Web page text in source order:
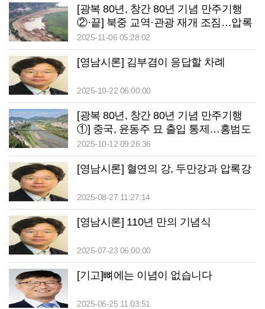
[광복 80년, 창간 80년 기념 만주기행
②·끝] 북중 교역·관광 재개 조짐…압록
강 너머 북한 ‘상전벽해’
2025-11-06 05:28:02
[영남시론] 김부겸이 응답할 차례
2025-10-22 06:00:00
[광복 80년, 창간 80년 기념 만주기행
①] 중국, 윤동주 묘 출입 통제…홍범도
승첩비도 막아
2025-10-12 09:26:36
[영남시론] 혈연의 강, 두만강과 압록강
2025-08-27 11:27:14
[영남시론] 110년 만의 기념식
2025-07-23 06:00:00
[기고]뼈에는 이념이 없습니다
2025-06-25 11:03:51